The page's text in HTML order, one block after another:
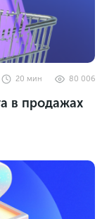
80 006
20 мин
в продажах